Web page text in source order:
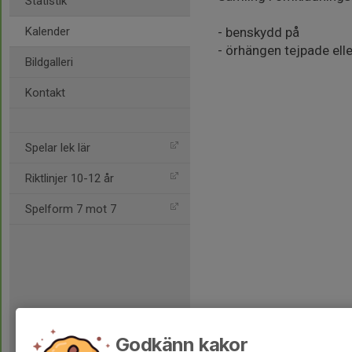
Kalender
Bildgalleri
Kontakt
Spelar lek lär
Riktlinjer 10-12 år
Spelform 7 mot 7
- benskydd på
- örhängen tejpade
Godkänn kakor